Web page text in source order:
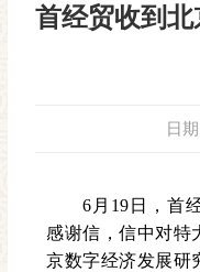
首经贸收到
日
6月19日，首
感谢信，信中对特
京数字经济发展研